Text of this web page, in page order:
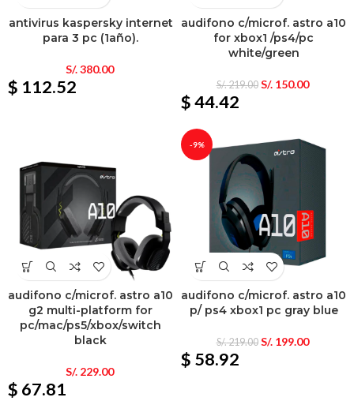
antivirus kaspersky internet
para 3 pc (1año).
S/.380.00
$ 112.52
audifono c/microf. astro a10
for xbox1 /ps4/pc
white/green
S/.219.00 S/.150.00
$ 44.42
audifono c/microf. astro a10
g2 multi-platform for
pc/mac/ps5/xbox/switch
black
S/.229.00
$ 67.81
-9%
audifono c/microf. astro a10
p/ ps4 xbox1 pc gray blue
S/.219.00 S/.199.00
$ 58.92